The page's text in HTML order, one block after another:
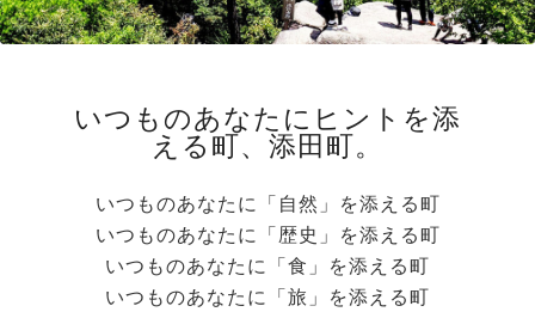
いつものあなたにヒントを添
える町、添田町。
いつものあなたに「自然」を添える町
いつものあなたに「歴史」を添える町
いつものあなたに「食」を添える町
いつものあなたに「旅」を添える町